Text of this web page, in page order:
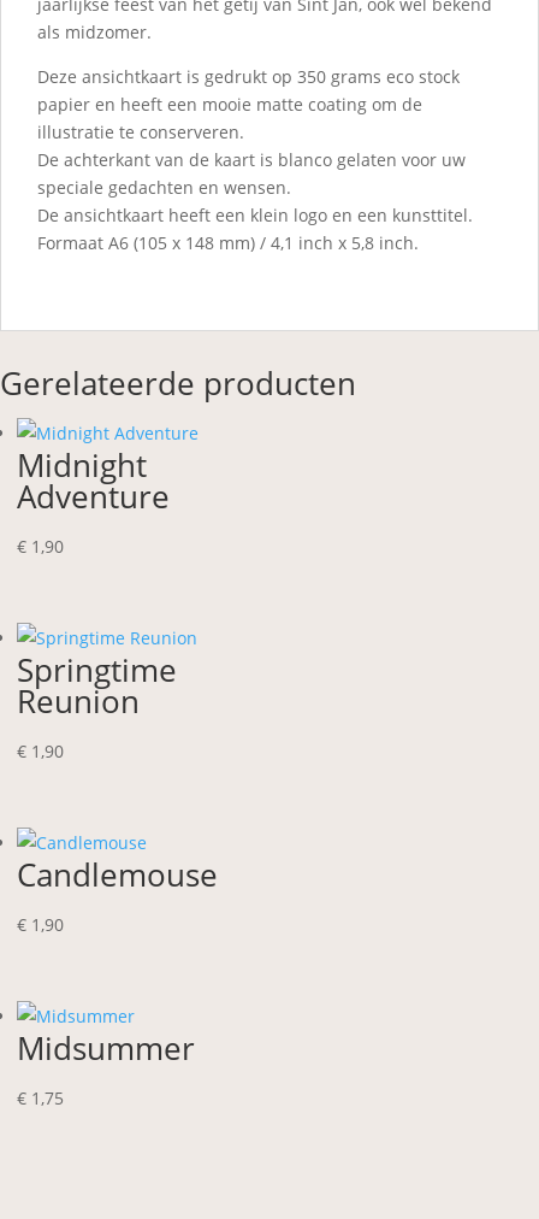
als midzomer.
Deze ansichtkaart is gedrukt op 350 grams eco stock
papier en heeft een mooie matte coating om de
illustratie te conserveren.
De achterkant van de kaart is blanco gelaten voor uw
speciale gedachten en wensen.
De ansichtkaart heeft een klein logo en een kunsttitel.
Formaat A6 (105 x 148 mm) / 4,1 inch x 5,8 inch.
Gerelateerde producten
Midnight
Adventure
€ 1,90
Springtime
Reunion
€ 1,90
Candlemouse
€ 1,90
Midsummer
€ 1,75